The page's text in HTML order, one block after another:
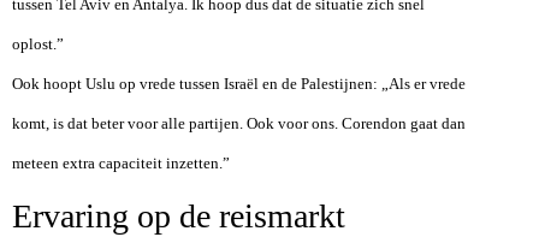
tussen Tel Aviv en Antalya. Ik hoop dus dat de situatie zich snel
oplost.”
Ook hoopt Uslu op vrede tussen Israël en de Palestijnen: „Als er vrede
komt, is dat beter voor alle partijen. Ook voor ons. Corendon gaat dan
meteen extra capaciteit inzetten.”
Ervaring op de reismarkt